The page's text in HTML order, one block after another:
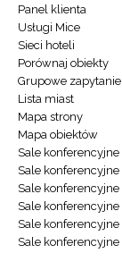
Panel klienta
Usługi Mice
Sieci hoteli
Porównaj obiekty
Grupowe zapytanie
Lista miast
Mapa strony
Mapa obiektów
Sale
Sale
Sale
Sale konferencyjne
Sale konferencyjne
Sale konferencyjne